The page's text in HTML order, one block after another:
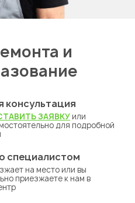
и
консультация
ЗАЯВКУ или
для подробной
специалистом
на место или вы
приезжаете к нам в